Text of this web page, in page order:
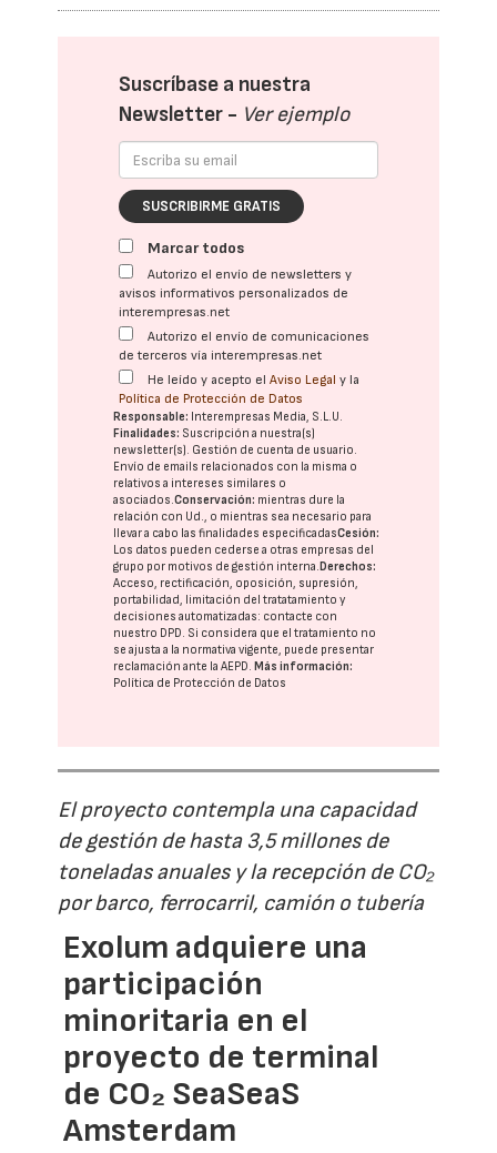
Suscríbase a nuestra
Newsletter - Ver ejemplo
SUSCRIBIRME GRATIS
Marcar todos
Autorizo el envío de newsletters y
avisos informativos personalizados de
interempresas.net
Autorizo el envío de comunicaciones
de terceros vía interempresas.net
He leído y acepto elAviso Legal y la
Política de Protección de Datos
Responsable: Interempresas Media, S.L.U.
Finalidades: Suscripción a nuestra(s)
newsletter(s). Gestión de cuenta de usuario.
Envío de emails relacionados con la misma o
relativos a intereses similares o
asociados.Conservación: mientras dure la
relación con Ud., o mientras sea necesario para
llevar a cabo las finalidades especificadasCesión:
Los datos pueden cederse a otras empresas del
grupo por motivos de gestión interna. Derechos:
Acceso, rectificación, oposición, supresión,
portabilidad, limitación del tratatamiento y
decisiones automatizadas: contacte con
nuestro DPD. Si considera que el tratamiento no
se ajusta a la normativa vigente, puede presentar
reclamación ante laAEPD. Más información:
Política de Protección de Datos
El proyecto contempla una capacidad
de gestión de hasta 3,5 millones de
toneladas anuales y la recepción de CO₂
por barco, ferrocarril, camión o tubería
Exolum adquiere una
participación
minoritaria en el
proyecto de terminal
de CO₂ SeaSeaS
Amsterdam